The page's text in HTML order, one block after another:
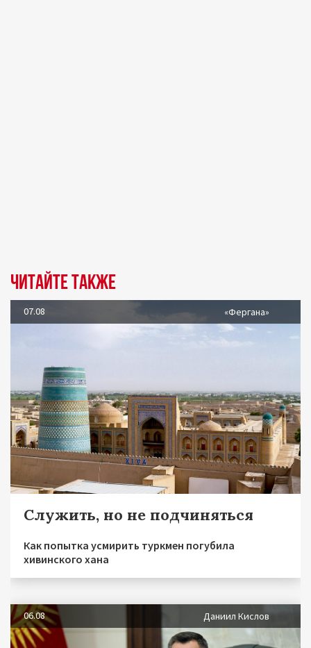
Читайте также
07.08 «Фергана»
Служить, но не подчиняться
Как попытка усмирить туркмен погубила
хивинского хана
06.08 Даниил Кислов